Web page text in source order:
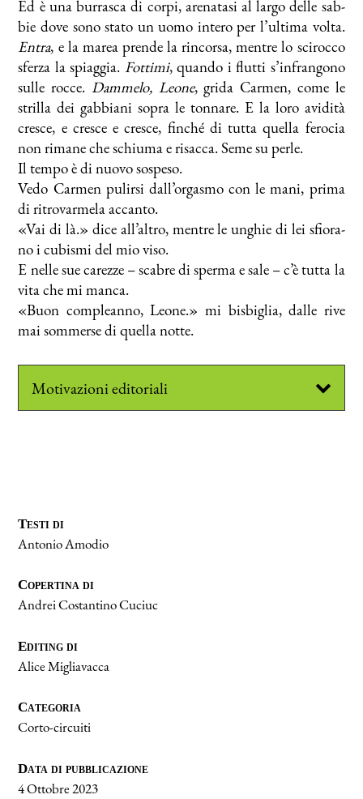
Te­sti di
An­to­nio Amo­dio
Co­per­ti­na di
An­drei Co­stan­ti­no Cu­ciuc
Edi­ting di
Ali­ce Mi­glia­vac­ca
Ca­te­go­ria
Cor­to-cir­cui­ti
Da­ta di pub­bli­ca­zio­ne
4 Ot­to­bre 2023
Ed è una bur­ra­sca di cor­pi, are­na­ta­si al lar­go del­le sab­
bie do­ve so­no sta­to un uo­mo in­te­ro per l’ultima vol­ta.
En­tra, e la ma­rea pren­de la rin­cor­sa, men­tre lo sci­roc­co
sfer­za la spiag­gia. Fot­ti­mi, quan­do i flut­ti s’infrangono
sul­le roc­ce. Dam­me­lo, Leo­ne, gri­da Car­men, co­me le
stril­la dei gab­bia­ni so­pra le ton­na­re. E la lo­ro avi­di­tà
cre­sce, e cre­sce e cre­sce, fin­ché di tut­ta quel­la fe­ro­cia
non ri­ma­ne che schiu­ma e ri­sac­ca. Se­me su per­le.
Il tem­po è di nuo­vo so­spe­so.
Ve­do Car­men pu­lir­si dall’orgasmo con le ma­ni, pri­ma
di ri­tro­var­me­la ac­can­to.
«Vai di là.» di­ce all’altro, men­tre le un­ghie di lei sfio­ra­
no i cu­bi­smi del mio vi­so.
E nel­le sue ca­rez­ze – sca­bre di sper­ma e sa­le – c’è tut­ta la
vi­ta che mi man­ca.
«Buon com­plean­no, Leo­ne.» mi bi­sbi­glia, dal­le ri­ve
mai som­mer­se di quel­la not­te.
Mo­ti­va­zio­ni edi­to­ria­li